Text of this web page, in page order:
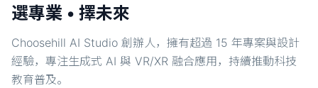
選專業 • 擇未來
Choosehill AI Studio 創辦人，擁有超過 15 年專案與設計
經驗，專注生成式 AI 與 VR/XR 融合應用，持續推動科技
教育普及。